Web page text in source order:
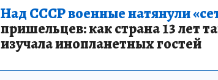
Над СССР военные натянули
пришельцев: как страна 13 лет
изучала инопланетных гостей